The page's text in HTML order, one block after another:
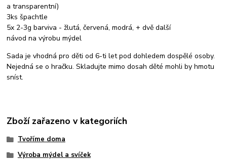
a transparentní)
3ks špachtle
5x 2-3g barviva - žlutá, červená, modrá, + dvě další
návod na výrobu mýdel
Sada je vhodná pro děti od 6-ti let pod dohledem dospělé osoby.
Nejedná se o hračku. Skladujte mimo dosah děté mohli by hmotu
sníst.
Zboží zařazeno v kategoriích
Tvoříme doma
Výroba mýdel a svíček